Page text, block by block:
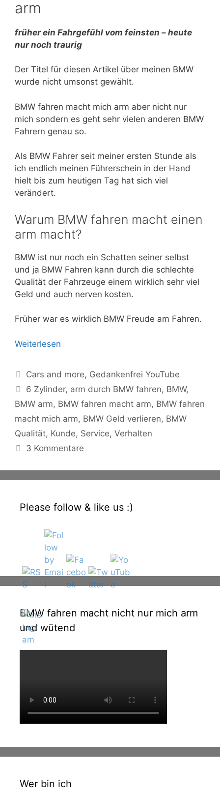
arm
früher ein Fahrgefühl vom feinsten – heute
nur noch traurig
Der Titel für diesen Artikel über meinen BMW
wurde nicht umsonst gewählt.
BMW fahren macht mich arm aber nicht nur
mich sondern es geht sehr vielen anderen BMW
Fahrern genau so.
Als BMW Fahrer seit meiner ersten Stunde als
ich endlich meinen Führerschein in der Hand
hielt bis zum heutigen Tag hat sich viel
verändert.
Warum BMW fahren macht einen
arm macht?
BMW ist nur noch ein Schatten seiner selbst
und ja BMW Fahren kann durch die schlechte
Qualität der Fahrzeuge einem wirklich sehr viel
Geld und auch nerven kosten.
Früher war es wirklich BMW Freude am Fahren.
Weiterlesen
Kategorien
Cars and more, Gedankenfrei YouTube
Schlagwörter
6 Zylinder, arm durch BMW fahren, BMW,
BMW arm, BMW fahren macht arm, BMW fahren
macht mich arm, BMW Geld verlieren, BMW
Qualität, Kunde, Service, Verhalten
3 Kommentare
Please follow & like us :)
BMW fahren macht nicht nur mich arm
und wütend
Wer bin ich